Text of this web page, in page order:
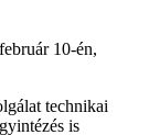
10-én,
technikai
is